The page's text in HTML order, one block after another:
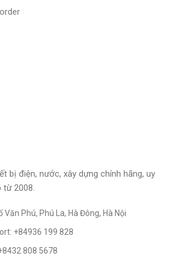
bị điện, nước, xây dựng chính hãng, uy
từ 2008.
Văn Phú, Phú La, Hà Đông, Hà Nội
+84936 199 828
808 5678